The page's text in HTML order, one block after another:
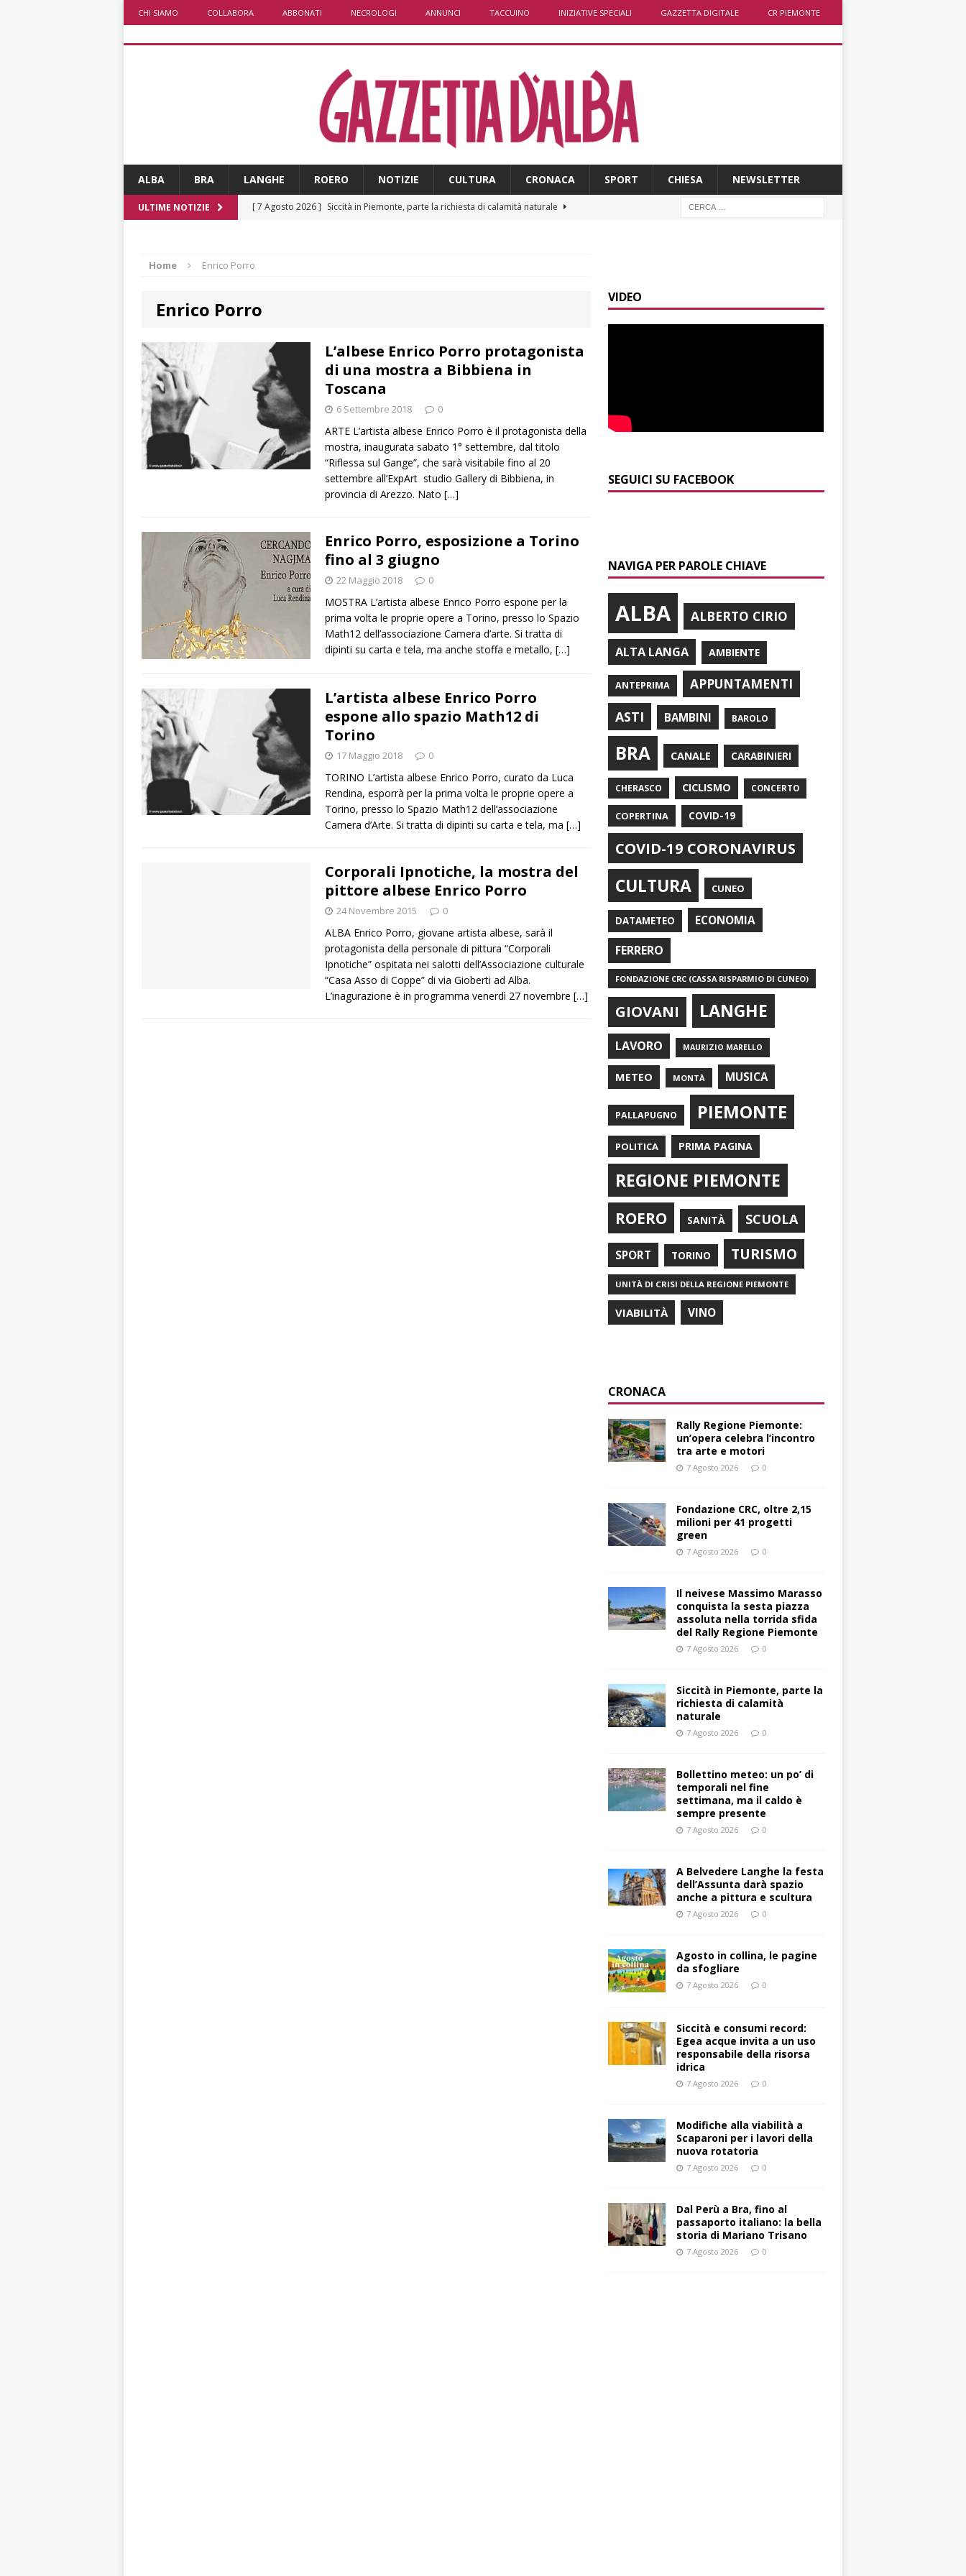
CHI SIAMO COLLABORA ABBONATI NECROLOGI ANNUNCI TACCUINO INIZIATIVE SPECIALI GAZZETTA DIGITALE CR PIEMONTE
ALBA BRA LANGHE ROERO NOTIZIE CULTURA CRONACA SPORT CHIESA NEWSLETTER
ULTIME NOTIZIE [ 7 Agosto 2026 ] Siccità in Piemonte, parte la richiesta di calamità naturale
[ 7 Agosto 2026 ]
[ 7 Agosto 2026 ]
Agosto in collina, le pagine da sfogliare
ALBA
[ 7 Agosto 2026 ]
Siccità e consumi record: Egea acque invita a un uso
responsabile della risorsa idrica
[ 7 Agosto 2026 ]
Modifiche alla viabilità a Scaparoni per i lavori della nuova
rotatoria
ALBA
​Dal Perù a Bra, fino al passaporto italiano: la bella storia di
BRA
ALTRE NOTIZIE
Home Enrico Porro
Enrico Porro
L’albese Enrico Porro protagonista
di una mostra a Bibbiena in
Toscana
6 Settembre 2018 0
ARTE L’artista albese Enrico Porro è il protagonista della
mostra, inaugurata sabato 1° settembre, dal titolo
“Riflessa sul Gange”, che sarà visitabile fino al 20
settembre all’ExpArt studio Gallery di Bibbiena, in
provincia di Arezzo. Nato […]
Enrico Porro, esposizione a Torino
fino al 3 giugno
22 Maggio 2018 0
MOSTRA L’artista albese Enrico Porro espone per la
prima volta le proprie opere a Torino, presso lo Spazio
Math12 dell’associazione Camera d’arte. Si tratta di
dipinti su carta e tela, ma anche stoffa e metallo, […]
L’artista albese Enrico Porro
espone allo spazio Math12 di
Torino
17 Maggio 2018 0
TORINO L’artista albese Enrico Porro, curato da Luca
Rendina, esporrà per la prima volta le proprie opere a
Torino, presso lo Spazio Math12 dell’associazione
Camera d’Arte. Si tratta di dipinti su carta e tela, ma […]
Corporali Ipnotiche, la mostra del
pittore albese Enrico Porro
24 Novembre 2015 0
ALBA Enrico Porro, giovane artista albese, sarà il
protagonista della personale di pittura “Corporali
Ipnotiche” ospitata nei salotti dell’Associazione culturale
“Casa Asso di Coppe” di via Gioberti ad Alba.
L’inagurazione è in programma venerdì 27 novembre […]
VIDEO
SEGUICI SU FACEBOOK
NAVIGA PER PAROLE CHIAVE
ALBA ALBERTO CIRIO
ALTA LANGA AMBIENTE
ANTEPRIMA
APPUNTAMENTI
ASTI
BAMBINI BAROLO
BRA CANALE CARABINIERI
CHERASCO CICLISMO CONCERTO
COPERTINA COVID-19
COVID-19 CORONAVIRUS
CULTURA CUNEO
DATAMETEO ECONOMIA
FERRERO
FONDAZIONE CRC (CASSA RISPARMIO DI CUNEO)
GIOVANI LANGHE
LAVORO MAURIZIO MARELLO
METEO MONTÀ MUSICA
PALLAPUGNO PIEMONTE
POLITICA PRIMA PAGINA
REGIONE PIEMONTE
ROERO SANITÀ SCUOLA
SPORT TORINO TURISMO
UNITÀ DI CRISI DELLA REGIONE PIEMONTE
VIABILITÀ VINO
CRONACA
Rally Regione Piemonte:
un’opera celebra l’incontro
tra arte e motori
7 Agosto 2026 0
Fondazione CRC, oltre 2,15
milioni per 41 progetti
green
7 Agosto 2026 0
Il neivese Massimo Marasso
conquista la sesta piazza
assoluta nella torrida sfida
del Rally Regione Piemonte
7 Agosto 2026 0
Siccità in Piemonte, parte la
richiesta di calamità
naturale
7 Agosto 2026 0
Bollettino meteo: un po’ di
temporali nel fine
settimana, ma il caldo è
sempre presente
7 Agosto 2026 0
A Belvedere Langhe la festa
dell’Assunta darà spazio
anche a pittura e scultura
7 Agosto 2026 0
Agosto in collina, le pagine
da sfogliare
7 Agosto 2026 0
Siccità e consumi record:
Egea acque invita a un uso
responsabile della risorsa
idrica
7 Agosto 2026 0
Modifiche alla viabilità a
Scaparoni per i lavori della
nuova rotatoria
7 Agosto 2026 0
​Dal Perù a Bra, fino al
passaporto italiano: la bella
storia di Mariano Trisano
7 Agosto 2026 0